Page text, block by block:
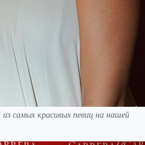
самых красивых певиц на нашей